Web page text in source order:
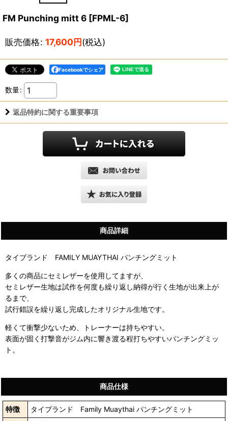
FM Punching mitt 6 [FPML-6]
販売価格: 17,600円(税込)
Facebookでシェア
数量:
返品特約に関する重要事項
商品詳細
タイブランド FAMILY MUAYTHAI パンチングミット
多くの商品にセミレザーを使用してますが、
セミレザー生地は試作を何度も繰り返し納得が行く生地が出来上が
るまで、
試行錯誤を繰り返し完成したオリジナル生地です。
軽くて衝撃少ないため、トレーナーは持ちやすい。
表面が固く打撃音がジム内に響き渡る程打ちやすいパンチングミッ
ト。
商品仕様
特徴
タイブランド Family Muaythai パンチングミット